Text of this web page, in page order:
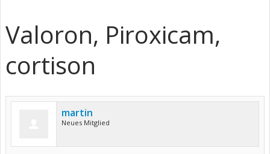
Valoron, Piroxicam,
cortison
martin
Neues Mitglied